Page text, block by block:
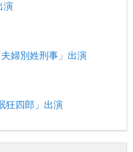
演
婦別姓刑事」出演
狂四郎」出演